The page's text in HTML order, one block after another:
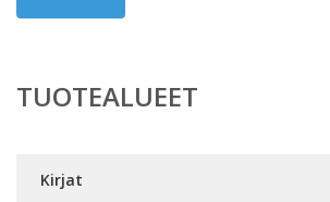
TUOTEALUEET
Kirjat